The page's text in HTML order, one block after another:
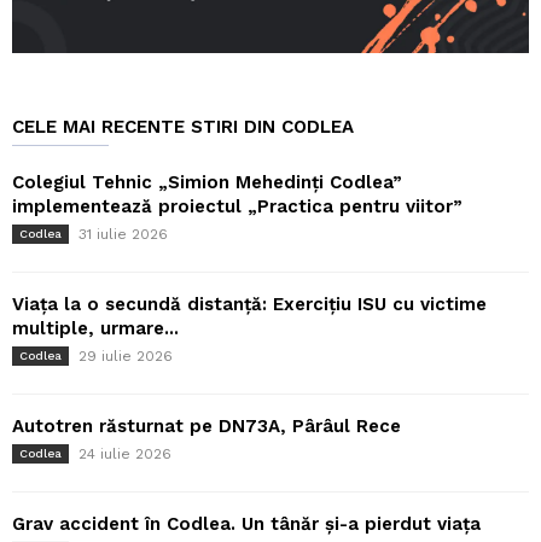
CELE MAI RECENTE STIRI DIN CODLEA
Colegiul Tehnic „Simion Mehedinți Codlea”
implementează proiectul „Practica pentru viitor”
Codlea 31 iulie 2026
Viața la o secundă distanță: Exercițiu ISU cu victime
multiple, urmare...
Codlea 29 iulie 2026
Autotren răsturnat pe DN73A, Pârâul Rece
Codlea 24 iulie 2026
Grav accident în Codlea. Un tânăr și-a pierdut viața